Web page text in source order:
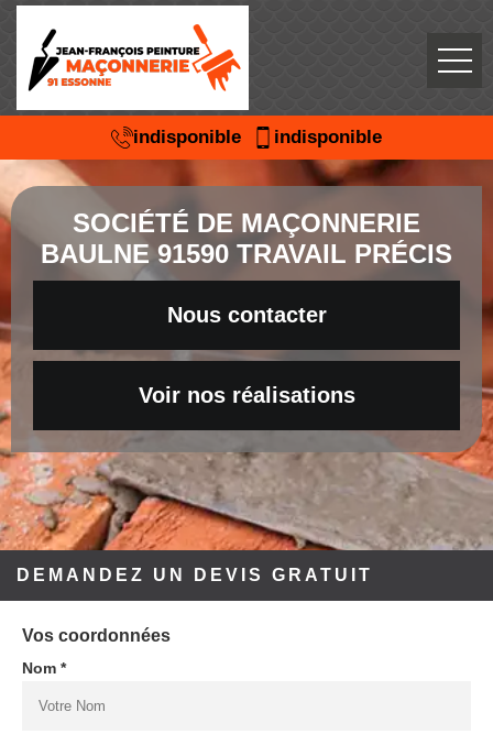
indisponible indisponible
SOCIÉTÉ DE MAÇONNERIE
BAULNE 91590 TRAVAIL PRÉCIS
Nous contacter
Voir nos réalisations
DEMANDEZ UN DEVIS GRATUIT
Vos coordonnées
Nom *